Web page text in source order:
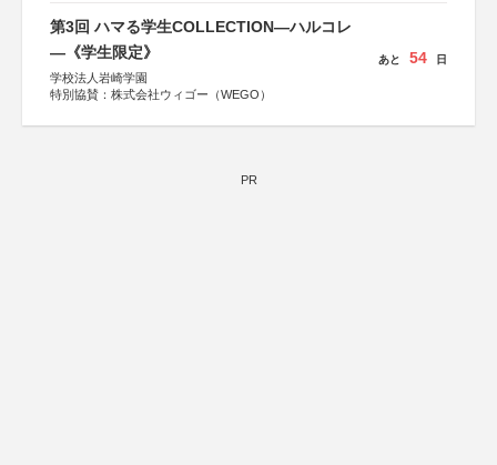
第3回 ハマる学生COLLECTION―ハルコレ
―《学生限定》
学校法人岩崎学園
特別協賛：株式会社ウィゴー（WEGO）
あと 54 日
PR